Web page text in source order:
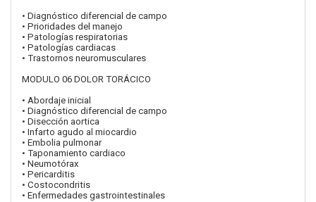
• Diagnóstico diferencial de campo
• Prioridades del manejo
• Patologías respiratorias
• Patologías cardiacas
• Trastornos neuromusculares
MODULO 06 DOLOR TORÁCICO
• Abordaje inicial
• Diagnóstico diferencial de campo
• Disección aortica
• Infarto agudo al miocardio
• Embolia pulmonar
• Taponamiento cardiaco
• Neumotórax
• Pericarditis
• Costocondritis
• Enfermedades gastrointestinales